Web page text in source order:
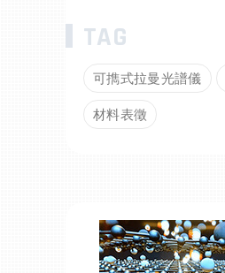
可擕式拉曼光譜儀
材料表徵